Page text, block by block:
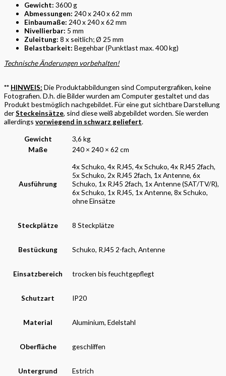
Gewicht: 3600 g
Abmessungen: 240 x 240 x 62 mm
Einbaumaße: 240 x 240 x 62 mm
Nivellierbar: 5 mm
Zuleitung: 8 x seitlich; Ø 25 mm
Belastbarkeit: Begehbar (Punktlast max. 400 kg)
Technische Änderungen vorbehalten!
** HINWEIS: Die Produktabbildungen sind Computergrafiken, keine
Fotografien. D.h. die Bilder wurden am Computer gestaltet und das
Produkt bestmöglich nachgebildet. Für eine gut sichtbare Darstellung
derSteckeinsätze, sind diese weiß abgebildet worden. Sie werden
allerdings vorwiegend in schwarz geliefert.
Gewicht
3,6 kg
Maße
240 × 240 × 62 cm
Ausführung
4x Schuko, 4x RJ45, 4x Schuko, 4x RJ45 2fach,
5x Schuko, 2x RJ45 2fach, 1x Antenne, 6x
Schuko, 1x RJ45 2fach, 1x Antenne (SAT/TV/R),
6x Schuko, 1x RJ45, 1x Antenne, 8x Schuko,
ohne Einsätze
Steckplätze 8 Steckplätze
Bestückung Schuko, RJ45 2-fach, Antenne
Einsatzbereich trocken bis feuchtgepflegt
Schutzart IP20
Material Aluminium, Edelstahl
Oberfläche geschliffen
Untergrund Estrich